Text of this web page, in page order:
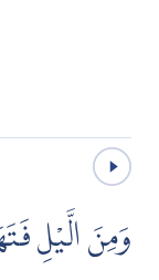
وَمِنَ الَّيْلِ